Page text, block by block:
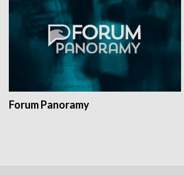
Forum Panoramy